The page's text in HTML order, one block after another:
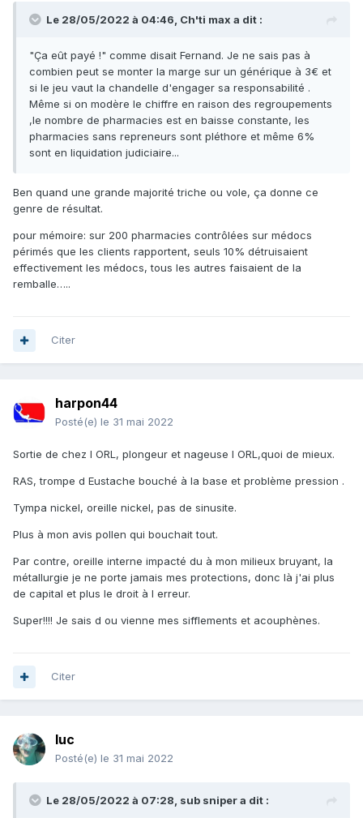
Le 28/05/2022 à 04:46, Ch'ti max a dit :
"Ça eût payé !" comme disait Fernand. Je ne sais pas à
combien peut se monter la marge sur un générique à 3€ et
si le jeu vaut la chandelle d'engager sa responsabilité .
Même si on modère le chiffre en raison des regroupements
,le nombre de pharmacies est en baisse constante, les
pharmacies sans repreneurs sont pléthore et même 6%
sont en liquidation judiciaire...
Ben quand une grande majorité triche ou vole, ça donne ce
genre de résultat.
pour mémoire: sur 200 pharmacies contrôlées sur médocs
périmés que les clients rapportent, seuls 10% détruisaient
effectivement les médocs, tous les autres faisaient de la
remballe…..
Citer
harpon44
Posté(e) le 31 mai 2022
Sortie de chez l ORL, plongeur et nageuse l ORL,quoi de mieux.
RAS, trompe d Eustache bouché à la base et problème pression .
Tympa nickel, oreille nickel, pas de sinusite.
Plus à mon avis pollen qui bouchait tout.
Par contre, oreille interne impacté du à mon milieux bruyant, la
métallurgie je ne porte jamais mes protections, donc là j'ai plus
de capital et plus le droit à l erreur.
Super!!!! Je sais d ou vienne mes sifflements et acouphènes.
Citer
luc
Posté(e) le 31 mai 2022
Le 28/05/2022 à 07:28, sub snipera dit :